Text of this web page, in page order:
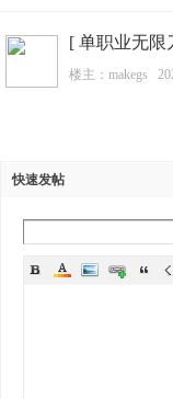
[ 单职业无限
楼主： makegs
快速发帖